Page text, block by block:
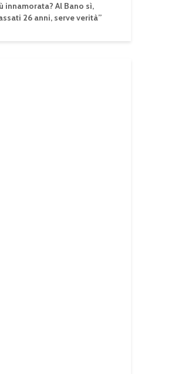
innamorata? Al Bano sì,
26 anni, serve verità”